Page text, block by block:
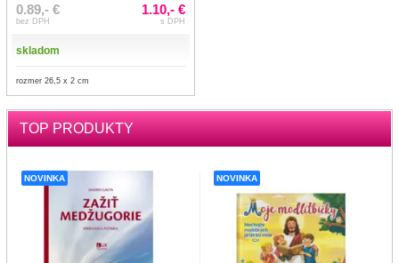
0.89,- €
bez DPH
1.10,- €
s DPH
skladom
rozmer 26,5 x 2 cm
TOP PRODUKTY
NOVINKA NOVINKA